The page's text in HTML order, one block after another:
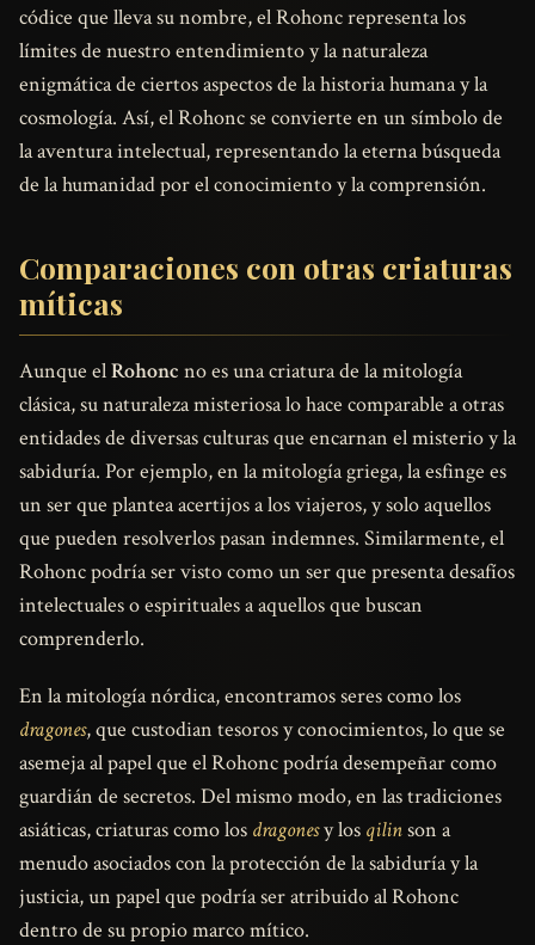
códice que lleva su nombre, el Rohonc representa los
límites de nuestro entendimiento y la naturaleza
enigmática de ciertos aspectos de la historia humana y la
cosmología. Así, el Rohonc se convierte en un símbolo de
la aventura intelectual, representando la eterna búsqueda
de la humanidad por el conocimiento y la comprensión.
Comparaciones con otras criaturas
míticas
Aunque elRohonc no es una criatura de la mitología
clásica, su naturaleza misteriosa lo hace comparable a otras
entidades de diversas culturas que encarnan el misterio y la
sabiduría. Por ejemplo, en la mitología griega, la esfinge es
un ser que plantea acertijos a los viajeros, y solo aquellos
que pueden resolverlos pasan indemnes. Similarmente, el
Rohonc podría ser visto como un ser que presenta desafíos
intelectuales o espirituales a aquellos que buscan
comprenderlo.
En la mitología nórdica, encontramos seres como los
dragones, que custodian tesoros y conocimientos, lo que se
asemeja al papel que el Rohonc podría desempeñar como
guardián de secretos. Del mismo modo, en las tradiciones
asiáticas, criaturas como los dragonesy los qilinson a
menudo asociados con la protección de la sabiduría y la
justicia, un papel que podría ser atribuido al Rohonc
dentro de su propio marco mítico.